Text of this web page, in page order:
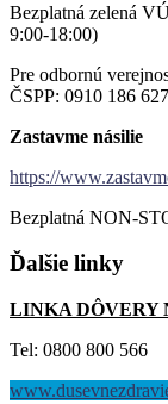
Bezplatná zelená
9:00-18:00)
Pre odbornú
ČSPP: 0910 186
Zastavme násilie
https://
Bezplatná NON-
Ďalšie linky
LINKA DÔVERY
Tel: 0800 800 566